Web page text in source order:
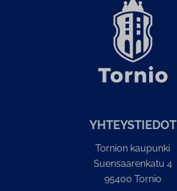
YH­TEYS­TIE­DOT
Tornion kaupunki
Suensaarenkatu 4
95400 Tornio